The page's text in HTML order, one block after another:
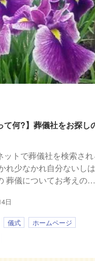
て何?】葬儀社をお探し
ットで葬儀社を検索され
れ少なかれ自分ないしは
葬儀についてお考えの…
日
儀式
ホームページ